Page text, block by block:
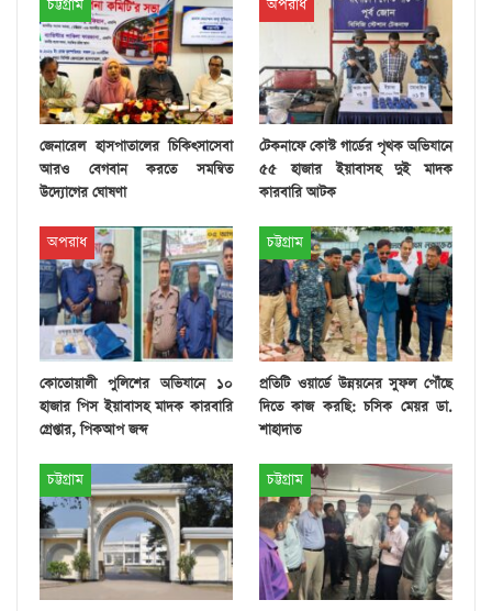
চট্টগ্রাম
জেনারেল হাসপাতালের চিকিৎসাসেবা
আরও বেগবান করতে সমন্বিত
উদ্যোগের ঘোষণা
অপরাধ
টেকনাফে কোস্ট গার্ডের পৃথক অভিযানে
৫৫ হাজার ইয়াবাসহ দুই মাদক
কারবারি আটক
অপরাধ
কোতোয়ালী পুলিশের অভিযানে ১০
হাজার পিস ইয়াবাসহ মাদক কারবারি
গ্রেপ্তার, পিকআপ জব্দ
চট্টগ্রাম
প্রতিটি ওয়ার্ডে উন্নয়নের সুফল পৌঁছে
দিতে কাজ করছি: চসিক মেয়র ডা.
শাহাদাত
চট্টগ্রাম চট্টগ্রাম